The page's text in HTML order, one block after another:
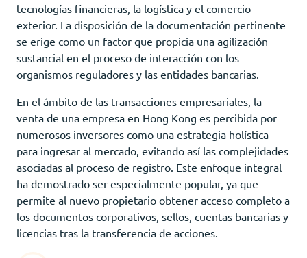
tecnologías financieras, la logística y el comercio
exterior. La disposición de la documentación pertinente
se erige como un factor que propicia una agilización
sustancial en el proceso de interacción con los
organismos reguladores y las entidades bancarias.
En el ámbito de las transacciones empresariales, la
venta de una empresa en Hong Kong es percibida por
numerosos inversores como una estrategia holística
para ingresar al mercado, evitando así las complejidades
asociadas al proceso de registro. Este enfoque integral
ha demostrado ser especialmente popular, ya que
permite al nuevo propietario obtener acceso completo a
los documentos corporativos, sellos, cuentas bancarias y
licencias tras la transferencia de acciones.